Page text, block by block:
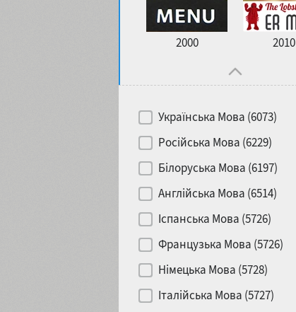
2000 2010
Українська Мова (6073)
Російська Мова (6229)
Білоруська Мова (6197)
Англійська Мова (6514)
Іспанська Мова (5726)
Французька Мова (5726)
Німецька Мова (5728)
Італійська Мова (5727)